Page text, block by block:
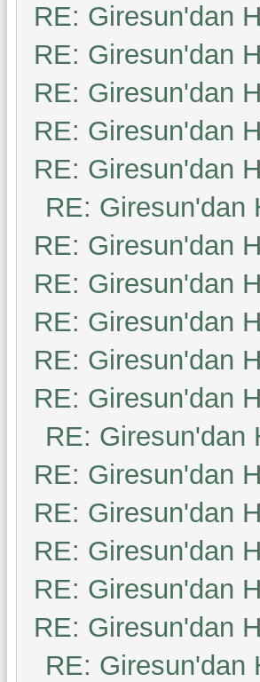
RE: Giresun'dan
RE: Giresun'dan
RE: Giresun'dan
RE: Giresun'dan
RE: Giresun'dan
RE: Giresun'dan
RE: Giresun'dan
RE: Giresun'dan
RE: Giresun'dan
RE: Giresun'dan
RE: Giresun'dan
RE: Giresun'dan
RE: Giresun'dan
RE: Giresun'dan
RE: Giresun'dan
RE: Giresun'dan
RE: Giresun'dan
RE: Giresun'dan